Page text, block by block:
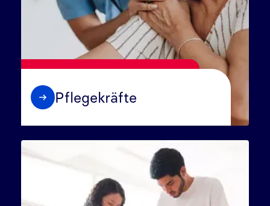
Pflegekräfte